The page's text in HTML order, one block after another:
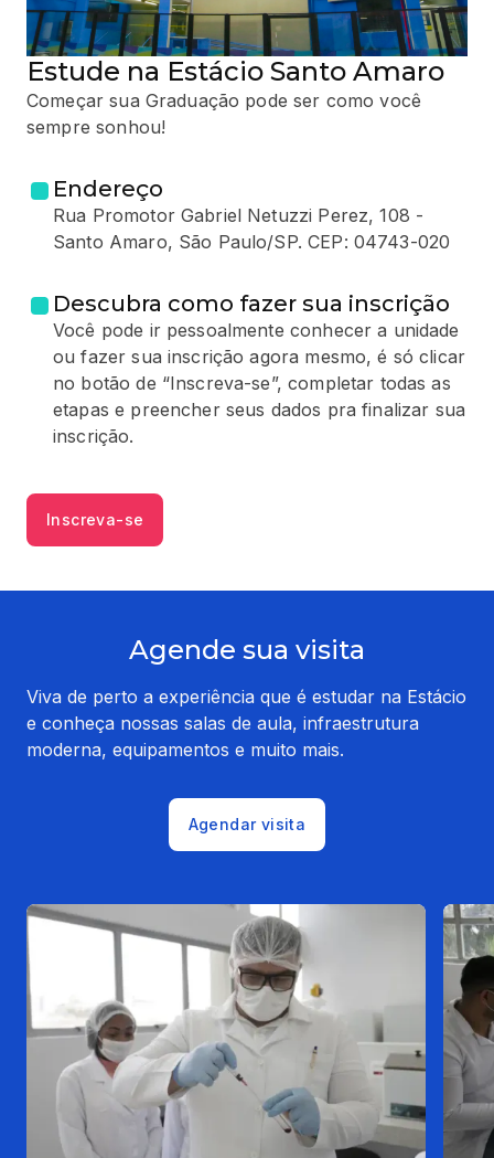
Estude na Estácio Santo Amaro
Começar sua Graduação pode ser como você
sempre sonhou!
Endereço
Rua Promotor Gabriel Netuzzi Perez, 108 -
Santo Amaro, São Paulo/SP. CEP: 04743-020
Descubra como fazer sua inscrição
Você pode ir pessoalmente conhecer a unidade
ou fazer sua inscrição agora mesmo, é só clicar
no botão de “Inscreva-se”, completar todas as
etapas e preencher seus dados pra finalizar sua
inscrição.
Inscreva-se
Agende sua visita
Viva de perto a experiência que é estudar na Estácio
e conheça nossas salas de aula, infraestrutura
moderna, equipamentos e muito mais.
Agendar visita